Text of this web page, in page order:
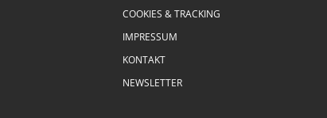
COOKIES & TRACKING
IMPRESSUM
KONTAKT
NEWSLETTER